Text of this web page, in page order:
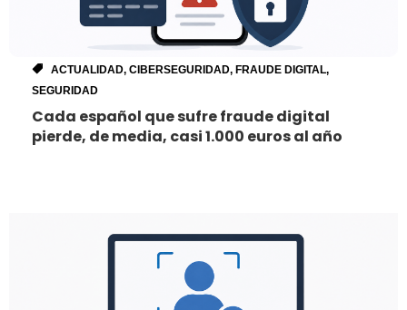
ACTUALIDAD, CIBERSEGURIDAD, FRAUDE DIGITAL,
SEGURIDAD
Cada español que sufre fraude digital
pierde, de media, casi 1.000 euros al año